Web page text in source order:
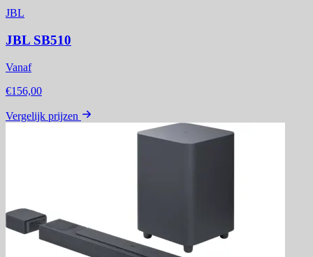
JBL
JBL SB510
Vanaf
€156,00
Vergelijk prijzen